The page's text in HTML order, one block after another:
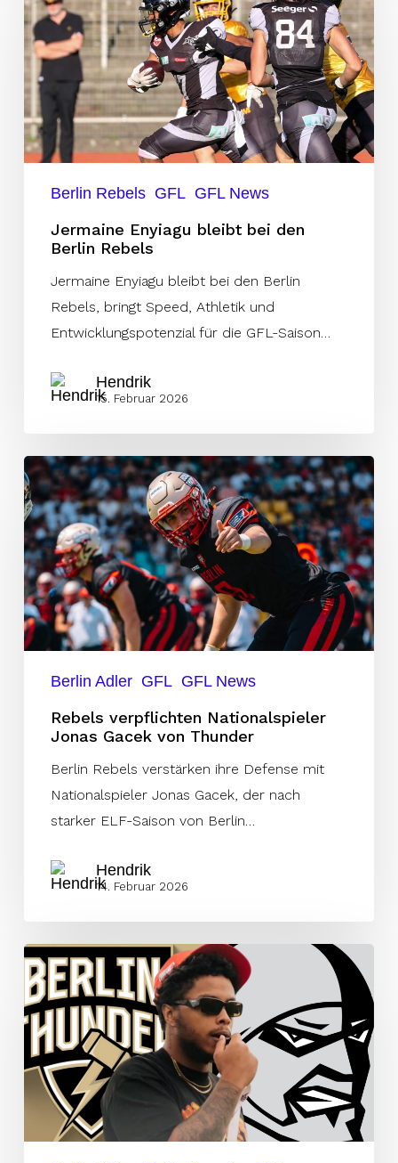
Enyiagu
bleibt
bei
den
Berlin
Rebels
Berlin Rebels GFL GFL News
Jermaine Enyiagu bleibt bei den
Berlin Rebels
Jermaine Enyiagu bleibt bei den Berlin
Rebels, bringt Speed, Athletik und
Entwicklungspotenzial für die GFL-Saison…
Hendrik
15. Februar 2026
Rebels
verpflichten
Nationalspieler
Jonas
Gacek
von
Thunder
Berlin Adler GFL GFL News
Rebels verpflichten Nationalspieler
Jonas Gacek von Thunder
Berlin Rebels verstärken ihre Defense mit
Nationalspieler Jonas Gacek, der nach
starker ELF-Saison von Berlin…
Hendrik
14. Februar 2026
Berlin
Thunder
Coordinator
übernimmt
Rebels